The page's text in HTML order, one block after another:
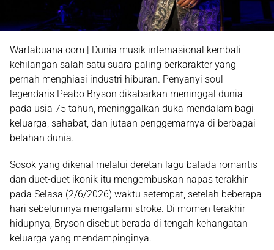
Wartabuana.com | Dunia musik internasional kembali
kehilangan salah satu suara paling berkarakter yang
pernah menghiasi industri hiburan. Penyanyi soul
legendaris Peabo Bryson dikabarkan meninggal dunia
pada usia 75 tahun, meninggalkan duka mendalam bagi
keluarga, sahabat, dan jutaan penggemarnya di berbagai
belahan dunia.
Sosok yang dikenal melalui deretan lagu balada romantis
dan duet-duet ikonik itu mengembuskan napas terakhir
pada Selasa (2/6/2026) waktu setempat, setelah beberapa
hari sebelumnya mengalami stroke. Di momen terakhir
hidupnya, Bryson disebut berada di tengah kehangatan
keluarga yang mendampinginya.